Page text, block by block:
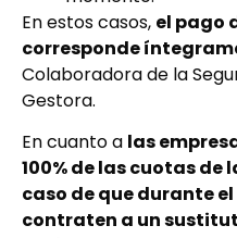
En estos casos, el pago
corresponde
Colaboradora de la
Gestora.
En cuanto a las
100% de las cuotas de
caso de que durante
contraten a un